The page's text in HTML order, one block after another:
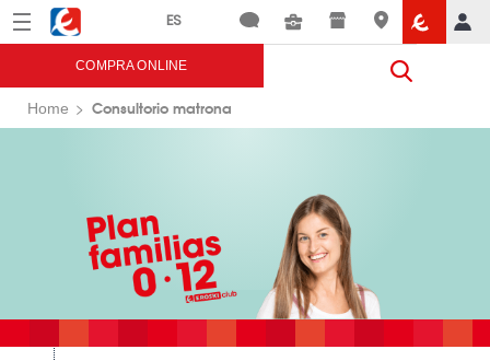
Menú Eroski
COMPRA ONLINE
Home Consultorio matrona